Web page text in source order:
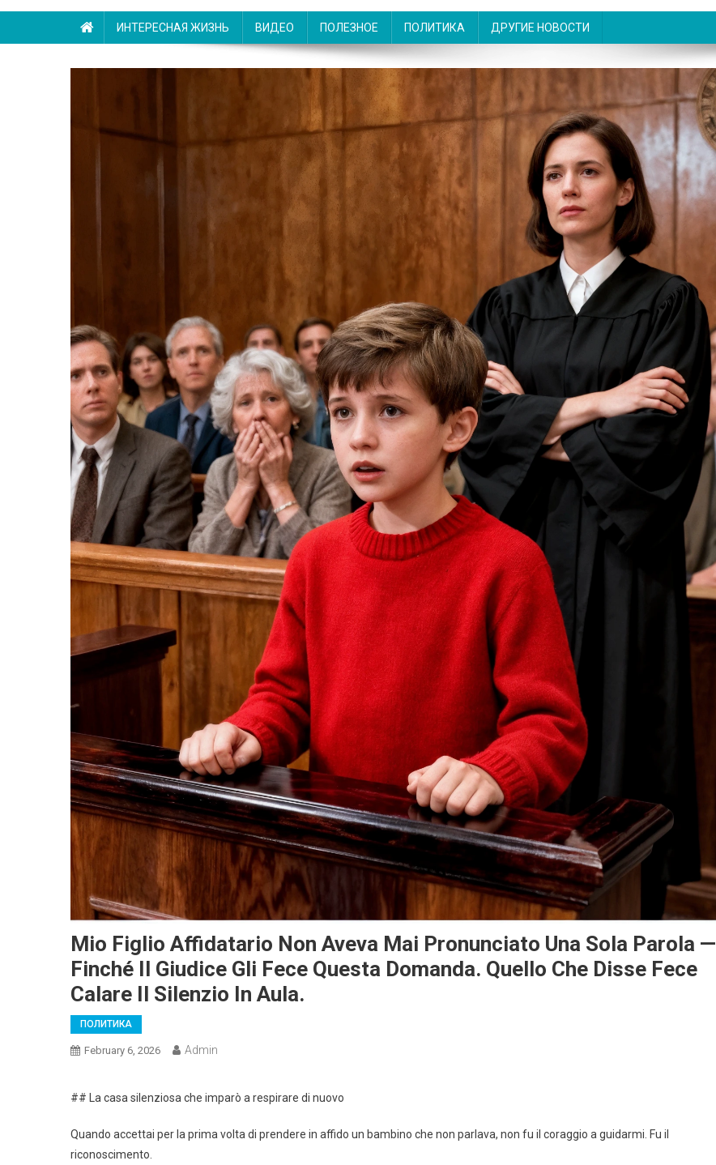
ИНТЕРЕСНАЯ ЖИЗНЬ ВИДЕО ПОЛЕЗНОЕ ПОЛИТИКА ДРУГИЕ НОВОСТИ
Mio Figlio Affidatario Non Aveva Mai Pronunciato Una Sola Parola —
Finché Il Giudice Gli Fece Questa Domanda. Quello Che Disse Fece
Calare Il Silenzio In Aula.
ПОЛИТИКА
February 6, 2026 Admin
## La casa silenziosa che imparò a respirare di nuovo
Quando accettai per la prima volta di prendere in affido un bambino che non parlava, non fu il coraggio a guidarmi. Fu il
riconoscimento.